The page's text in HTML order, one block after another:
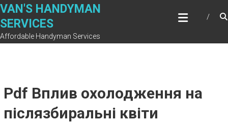
Skip
content
VAN'S HANDYMAN
SERVICES
Affordable Handyman Services
Pdf Вплив охолодження на
післязбиральні квіти